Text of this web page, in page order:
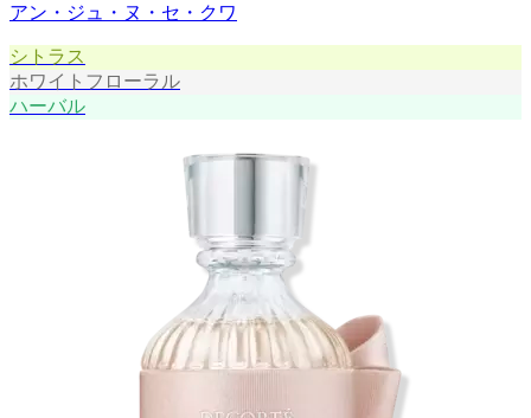
アン・ジュ・ヌ・セ・クワ
シトラス
ホワイトフローラル
ハーバル